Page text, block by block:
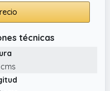
técnicas